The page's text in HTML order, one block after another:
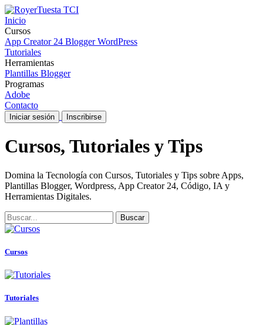
Inicio
Cursos
App Creator 24 Blogger WordPress
Tutoriales
Herramientas
Plantillas Blogger
Programas
Adobe
Contacto
Iniciar sesión Inscribirse
Cursos, Tutoriales y Tips
Domina la Tecnología con Cursos, Tutoriales y Tips sobre Apps,
Plantillas Blogger, Wordpress, App Creator 24, Código, IA y
Herramientas Digitales.
Buscar
Cursos
Tutoriales